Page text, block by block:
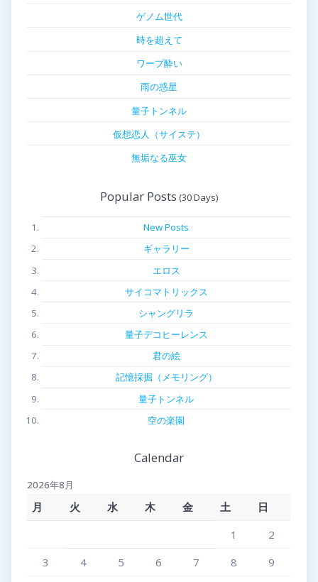
ゲノム世代
時を超えて
ワープ酔い
雨の惑星
量子トンネル
仮想恋人（サイステ）
無垢なる巫女
Popular Posts
New Posts
ギャラリー
エロス
サイコマトリックス
シャングリラ
量子デコヒーレンス
君の絵
記憶採掘（メモリング）
量子トンネル
空の楽園
Calendar
2026年8月
月 火 水 木 金 土
日
1
2
3
4 5 6 7 8
9